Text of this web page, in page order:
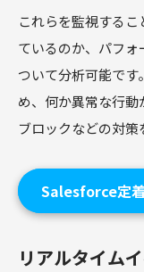
これらを監視する
ているのか、パフ
ついて分析可能で
め、何か異常な行
ブロックなどの対策
Salesforce定
リアルタイム